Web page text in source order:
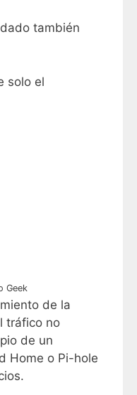
también
solo el
Geek
de la
tráfico no
de un
Home o Pi-hole